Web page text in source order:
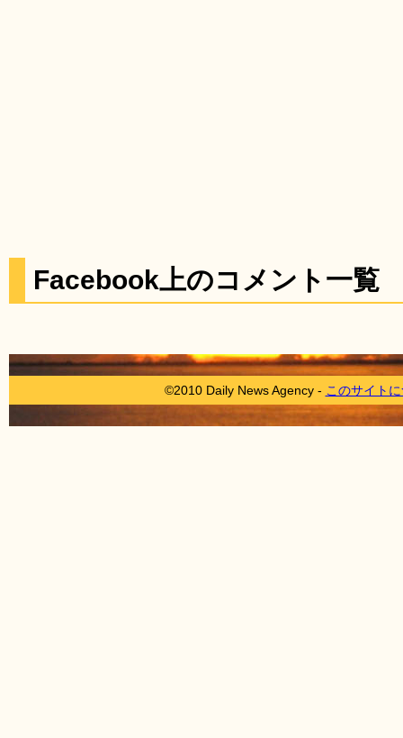
Facebook上のコメント一覧
©2010 Daily News Agency - このサイト